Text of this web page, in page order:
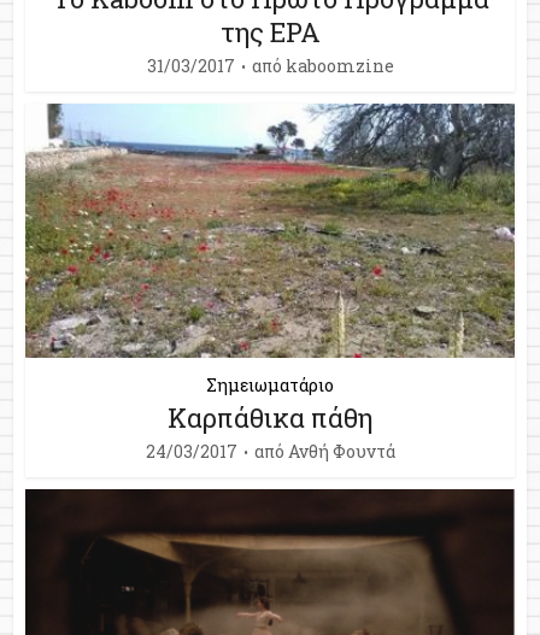
της ΕΡΑ
31/03/2017 από kaboomzine
Σημειωματάριο
Καρπάθικα πάθη
24/03/2017 από Ανθή Φουντά